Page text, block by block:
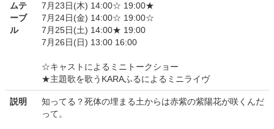
ムテ
ーブ
ル
7月23日(木) 14:00☆ 19:00★
7月24日(金) 14:00☆ 19:00☆
7月25日(土) 14:00★ 19:00
7月26日(日) 13:00 16:00
☆キャストによるミニトークショー
★主題歌を歌うKARAふるによるミニライヴ
説明
知ってる？死体の埋まる土からは赤紫の紫陽花が咲くんだ
って。